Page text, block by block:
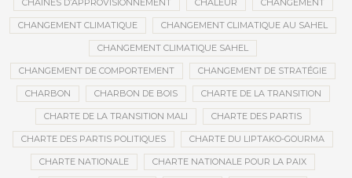
CHAÎNES D’APPROVISIONNEMENT CHALEUR CHANGEMENT
CHANGEMENT CLIMATIQUE CHANGEMENT CLIMATIQUE AU SAHEL
CHANGEMENT CLIMATIQUE SAHEL
CHANGEMENT DE COMPORTEMENT CHANGEMENT DE STRATÉGIE
CHARBON CHARBON DE BOIS CHARTE DE LA TRANSITION
CHARTE DE LA TRANSITION MALI CHARTE DES PARTIS
CHARTE DES PARTIS POLITIQUES CHARTE DU LIPTAKO-GOURMA
CHARTE NATIONALE CHARTE NATIONALE POUR LA PAIX